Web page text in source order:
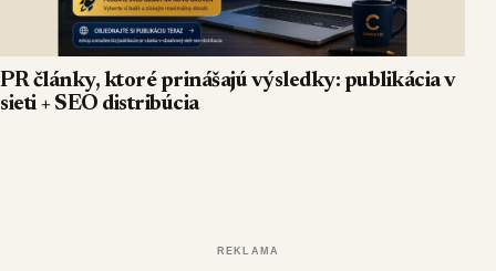
PR články, ktoré prinášajú výsledky: publikácia v
sieti + SEO distribúcia
REKLAMA